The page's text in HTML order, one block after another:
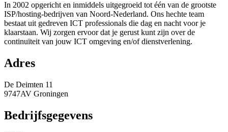
In 2002 opgericht en inmiddels uitgegroeid tot één van de grootste
ISP/hosting-bedrijven van Noord-Nederland. Ons hechte team
bestaat uit gedreven ICT professionals die dag en nacht voor je
klaarstaan. Wij zorgen ervoor dat je gerust kunt zijn over de
continuïteit van jouw ICT omgeving en/of dienstverlening.
Adres
De Deimten 11
9747AV Groningen
Bedrijfsgegevens